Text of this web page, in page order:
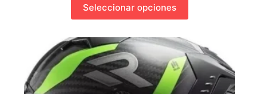
Seleccionar opciones
producto
tiene
variantes.
Las
opciones
se
pueden